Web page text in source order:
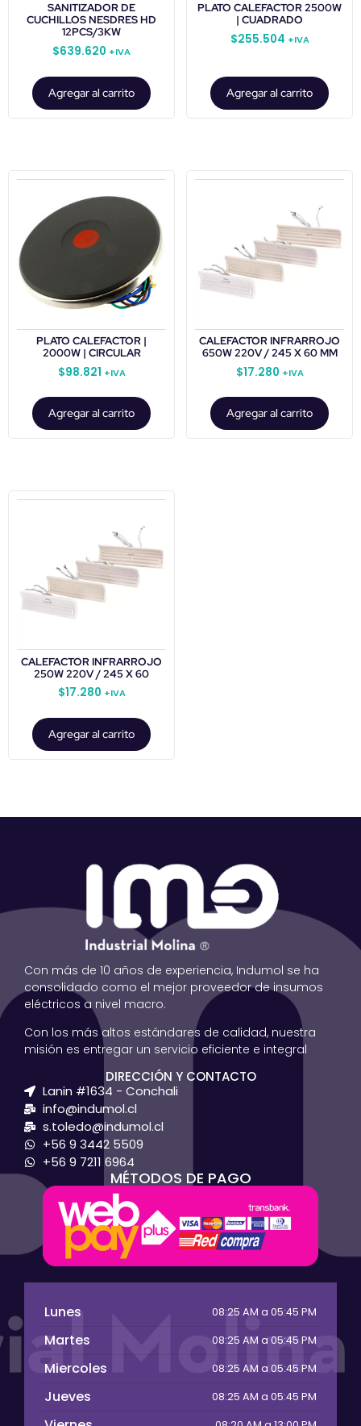
SANITIZADOR DE
CUCHILLOS NESDRES HD
12PCS/3KW
$639.620 +IVA
Agregar al carrito
PLATO CALEFACTOR 2500W
| CUADRADO
$255.504 +IVA
Agregar al carrito
PLATO CALEFACTOR |
2000W | CIRCULAR
$98.821 +IVA
Agregar al carrito
CALEFACTOR INFRARROJO
650W 220V / 245 X 60 MM
$17.280 +IVA
Agregar al carrito
CALEFACTOR INFRARROJO
250W 220V / 245 X 60
$17.280 +IVA
Agregar al carrito
Con más de 10 años de experiencia, Indumol se ha
consolidado como el mejor proveedor de insumos
eléctricos a nivel macro.
Con los más altos estándares de calidad, nuestra
misión es entregar un servicio eficiente e integral
DIRECCIÓN Y CONTACTO
Lanin #1634 - Conchali
info@indumol.cl
s.toledo@indumol.cl
+56 9 3442 5509
+56 9 7211 6964
MÉTODOS DE PAGO
Lunes 08:25 AM a 05:45 PM
Martes 08:25 AM a 05:45 PM
Miercoles 08:25 AM a 05:45 PM
Jueves 08:25 AM a 05:45 PM